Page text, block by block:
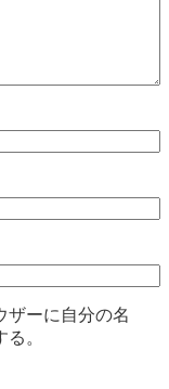
ザーに自分の名
。